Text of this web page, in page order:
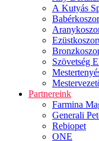
A Kutyás
Szövetség
Partnereink
Farmina
Generali
Rebiopet
ONE